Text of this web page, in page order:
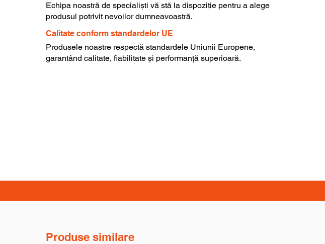
Echipa noastră de specialiști vă stă la dispoziție pentru a alege
produsul potrivit nevoilor dumneavoastră.
Calitate conform standardelor UE
Produsele noastre respectă standardele Uniunii Europene,
garantând calitate, fiabilitate și performanță superioară.
Produse similare